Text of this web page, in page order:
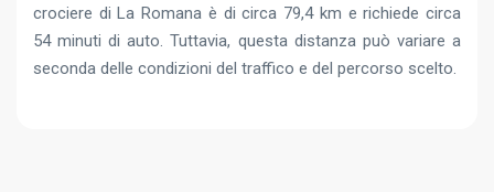
crociere di La Romana è di circa 79,4 km e richiede circa
54 minuti di auto. Tuttavia, questa distanza può variare a
seconda delle condizioni del traffico e del percorso scelto.